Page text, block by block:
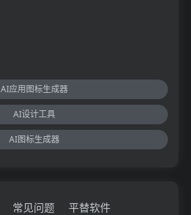
AI应用图标生成器
AI设计工具
AI图标生成器
常见问题 平替软件